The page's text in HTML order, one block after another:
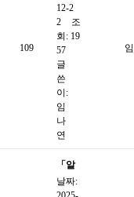
이용
만족
도 욕
구 조
사' 보
고서
공유
109
회복
지관
년 4
분기
웹진
12-2
2
조
회: 19
57
글
쓴
이:
임
나
연
「알
쓸신
날짜: